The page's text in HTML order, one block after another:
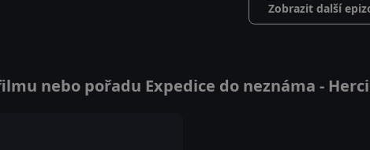
Zobrazit další
nebo pořadu Expedice do neznáma -